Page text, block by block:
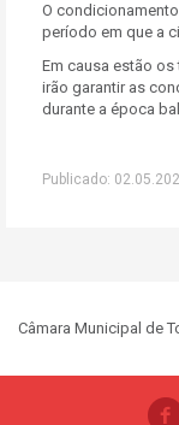
O
período em que a
Em causa estão
irão garantir as
durante a época
Publicado:
Câmara Municipal de